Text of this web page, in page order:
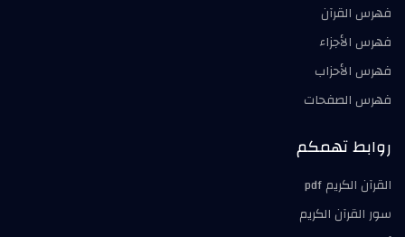
فهرس القرآن
فهرس الأجزاء
فهرس الأحزاب
فهرس الصفحات
روابط تهمكم
القرآن الكريم pdf
سور القرآن الكريم